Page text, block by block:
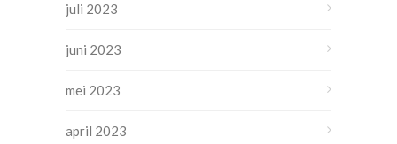
juli 2023
juni 2023
mei 2023
april 2023